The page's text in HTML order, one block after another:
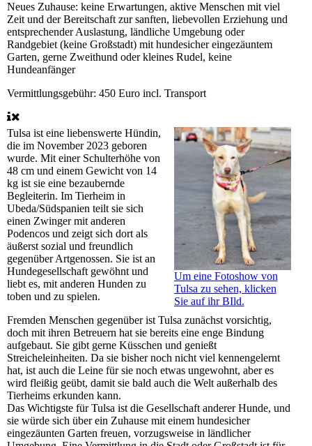
Neues Zuhause: keine Erwartungen, aktive Menschen mit viel
Zeit und der Bereitschaft zur sanften, liebevollen Erziehung und
entsprechender Auslastung, ländliche Umgebung oder
Randgebiet (keine Großstadt) mit hundesicher eingezäuntem
Garten, gerne Zweithund oder kleines Rudel, keine
Hundeanfänger
Vermittlungsgebühr: 450 Euro incl. Transport
Um eine Fotoshow von
Tulsa zu sehen, klicken
Sie auf ihr BIld.
Tulsa ist eine liebenswerte Hündin,
die im November 2023 geboren
wurde. Mit einer Schulterhöhe von
48 cm und einem Gewicht von 14
kg ist sie eine bezaubernde
Begleiterin. Im Tierheim in
Ubeda/Südspanien teilt sie sich
einen Zwinger mit anderen
Podencos und zeigt sich dort als
äußerst sozial und freundlich
gegenüber Artgenossen. Sie ist an
Hundegesellschaft gewöhnt und
liebt es, mit anderen Hunden zu
toben und zu spielen.
Fremden Menschen gegenüber ist Tulsa zunächst vorsichtig,
doch mit ihren Betreuern hat sie bereits eine enge Bindung
aufgebaut. Sie gibt gerne Küsschen und genießt
Streicheleinheiten. Da sie bisher noch nicht viel kennengelernt
hat, ist auch die Leine für sie noch etwas ungewohnt, aber es
wird fleißig geübt, damit sie bald auch die Welt außerhalb des
Tierheims erkunden kann.
Das Wichtigste für Tulsa ist die Gesellschaft anderer Hunde, und
sie würde sich über ein Zuhause mit einem hundesicher
eingezäunten Garten freuen, vorzugsweise in ländlicher